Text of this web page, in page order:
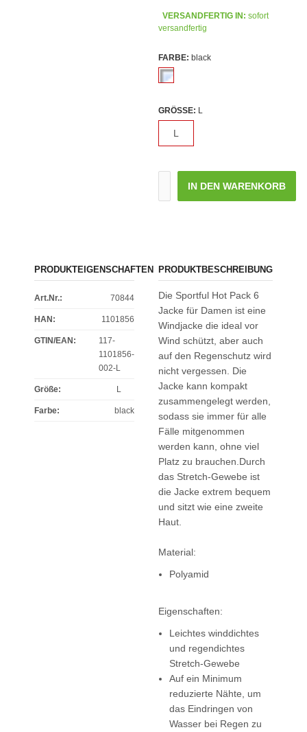
VERSANDFERTIG IN: sofort
versandfertig
FARBE: black
GRÖSSE: L
L
IN DEN WARENKORB
PRODUKTEIGENSCHAFTEN
Art.Nr.: 70844
HAN: 1101856
GTIN/EAN:
117-
1101856-
002-L
Größe: L
Farbe: black
PRODUKTBESCHREIBUNG
Die Sportful Hot Pack 6
Jacke für Damen ist eine
Windjacke die ideal vor
Wind schützt, aber auch
auf den Regenschutz wird
nicht vergessen. Die
Jacke kann kompakt
zusammengelegt werden,
sodass sie immer für alle
Fälle mitgenommen
werden kann, ohne viel
Platz zu brauchen.Durch
das Stretch-Gewebe ist
die Jacke extrem bequem
und sitzt wie eine zweite
Haut.
Material:
Polyamid
Eigenschaften:
Leichtes winddichtes
und regendichtes
Stretch-Gewebe
Auf ein Minimum
reduzierte Nähte, um
das Eindringen von
Wasser bei Regen zu